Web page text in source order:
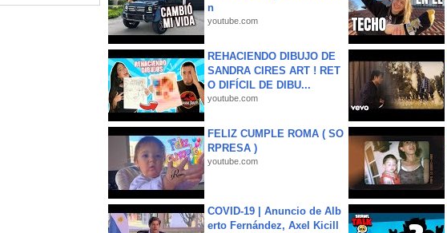
n
youtube.com
REHACIENDO DIBUJO DE
SANDRA CIRES ART ! RET
O DIFÍCIL DE DIBU...
youtube.com
FELIZ CUMPLE ROMA ( SO
RPRESA )
youtube.com
COVID-19 | Anuncio de Alb
erto Fernández, Axel Kicill